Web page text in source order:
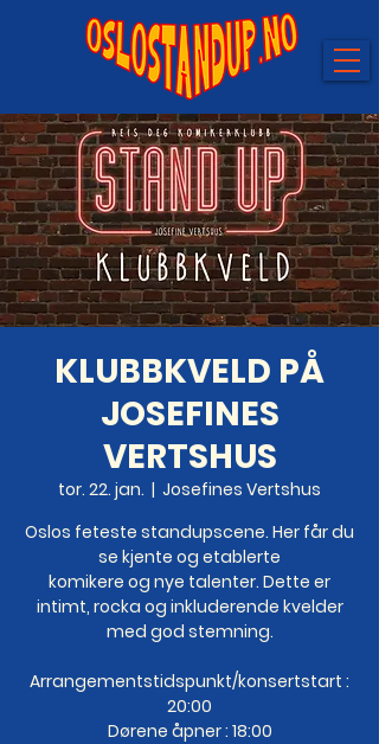
KLUBBKVELD PÅ
JOSEFINES
VERTSHUS
tor. 22. jan.
  |
Josefines Vertshus
Oslos feteste standupscene. Her får du
se kjente og etablerte
komikere og nye talenter. Dette er
intimt, rocka og inkluderende kvelder
med god stemning.
Arrangementstidspunkt/konsertstart :
20:00
Dørene åpner : 18:00